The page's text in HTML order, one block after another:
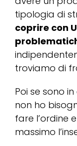
tipologia di
coprire con
troviamo di
Poi se sono
non ho
fare l’ordine
massimo